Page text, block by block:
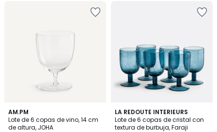
AM.PM
Lote de 6 copas de vino, 14 cm
de altura, JOHA
LA REDOUTE INTERIEURS
Lote de 6 copas de cristal con
textura de burbuja, Faraji
4,5
/ 5
4
Colores